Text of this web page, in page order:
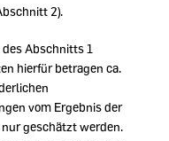
2).
Abschnitts 1
hierfür betragen ca.
vom Ergebnis der
geschätzt werden.